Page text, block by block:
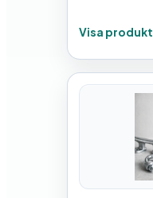
Visa produkt